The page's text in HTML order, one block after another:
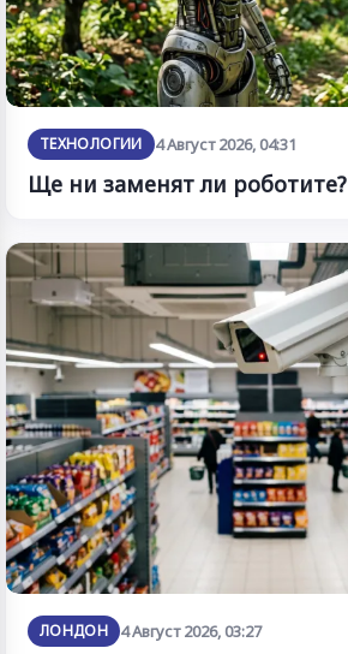
ТЕХНОЛОГИИ 4 Август 2026, 04:31
Ще ни заменят ли роботите?
ЛОНДОН 4 Август 2026, 03:27